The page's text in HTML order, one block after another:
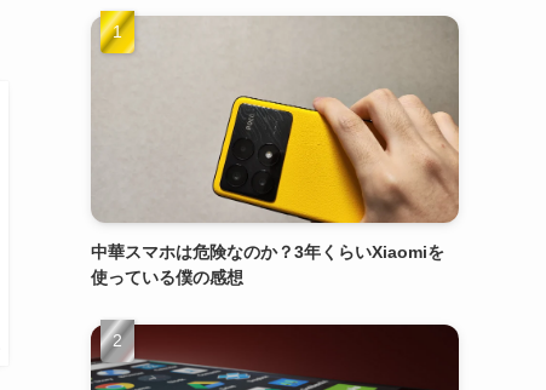
中華スマホは危険なのか？3年くらいXiaomiを
使っている僕の感想